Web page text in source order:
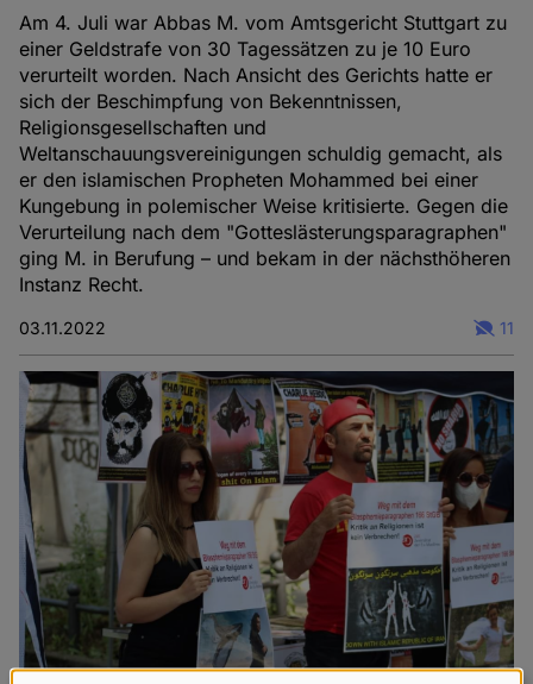
Am 4. Juli war Abbas M. vom Amtsgericht Stuttgart zu
einer Geldstrafe von 30 Tagessätzen zu je 10 Euro
verurteilt worden. Nach Ansicht des Gerichts hatte er
sich der Beschimpfung von Bekenntnissen,
Religionsgesellschaften und
Weltanschauungsvereinigungen schuldig gemacht, als
er den islamischen Propheten Mohammed bei einer
Kungebung in polemischer Weise kritisierte. Gegen die
Verurteilung nach dem "Gotteslästerungsparagraphen"
ging M. in Berufung – und bekam in der nächsthöheren
Instanz Recht.
03.11.2022 11